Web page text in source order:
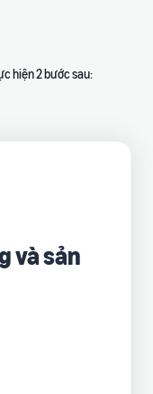
hiện 2 bước sau:
và sản